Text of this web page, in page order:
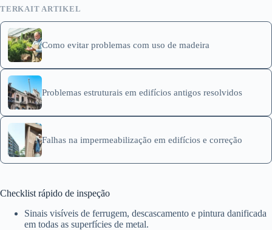
TERKAIT ARTIKEL
Como evitar problemas com uso de madeira
Problemas estruturais em edifícios antigos resolvidos
Falhas na impermeabilização em edifícios e correção
Checklist rápido de inspeção
Sinais visíveis de ferrugem, descascamento e pintura danificada
em todas as superfícies de metal.